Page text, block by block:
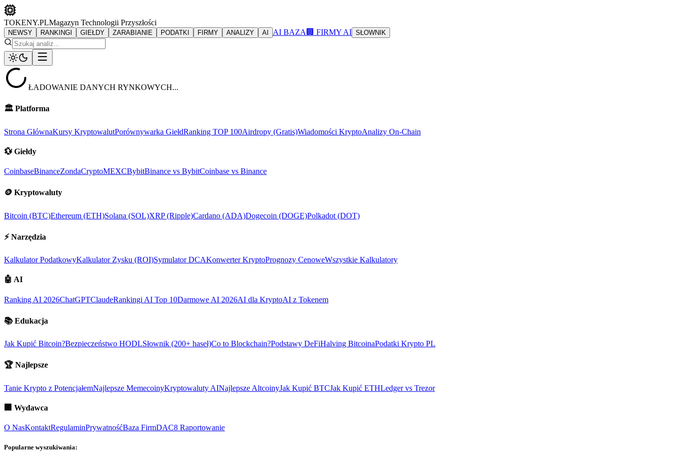
TOKENY.PLMagazyn Technologii Przyszłości
NEWSY RANKINGI GIEŁDY ZARABIANIE PODATKI FIRMY ANALIZY AI AI BAZA 🏢 FIRMY AI SŁOWNIK
ŁADOWANIE DANYCH RYNKOWYCH...
🏛️ Platforma
Strona GłównaKursy KryptowalutPorównywarka GiełdRanking TOP 100Airdropy (Gratis)Wiadomości KryptoAnalizy On-Chain
💱 Giełdy
CoinbaseBinanceZondaCryptoMEXCBybitBinance vs BybitCoinbase vs Binance
🪙 Kryptowaluty
Bitcoin (BTC)Ethereum (ETH)Solana (SOL)XRP (Ripple)Cardano (ADA)Dogecoin (DOGE)Polkadot (DOT)
⚡ Narzędzia
Kalkulator PodatkowyKalkulator Zysku (ROI)Symulator DCAKonwerter KryptoPrognozy CenoweWszystkie Kalkulatory
🤖 AI
Ranking AI 2026ChatGPTClaudeRankingi AI Top 10Darmowe AI 2026AI dla KryptoAI z Tokenem
📚 Edukacja
Jak Kupić Bitcoin?Bezpieczeństwo HODLSłownik (200+ haseł)Co to Blockchain?Podstawy DeFiHalving BitcoinaPodatki Krypto PL
🏆 Najlepsze
Tanie Krypto z PotencjałemNajlepsze MemecoinyKryptowaluty AINajlepsze AltcoinyJak Kupić BTCJak Kupić ETHLedger vs Trezor
🏢 Wydawca
O NasKontaktRegulaminPrywatnośćBaza FirmDAC8 Raportowanie
Popularne wyszukiwania: